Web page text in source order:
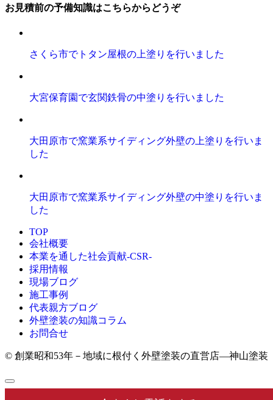
お見積前の予備知識はこちらからどうぞ
さくら市でトタン屋根の上塗りを行いました
大宮保育園で玄関鉄骨の中塗りを行いました
大田原市で窯業系サイディング外壁の上塗りを行いま
した
大田原市で窯業系サイディング外壁の中塗りを行いま
した
TOP
会社概要
本業を通した社会貢献-CSR-
採用情報
現場ブログ
施工事例
代表親方ブログ
外壁塗装の知識コラム
お問合せ
© 創業昭和53年－地域に根付く外壁塗装の直営店―神山塗装